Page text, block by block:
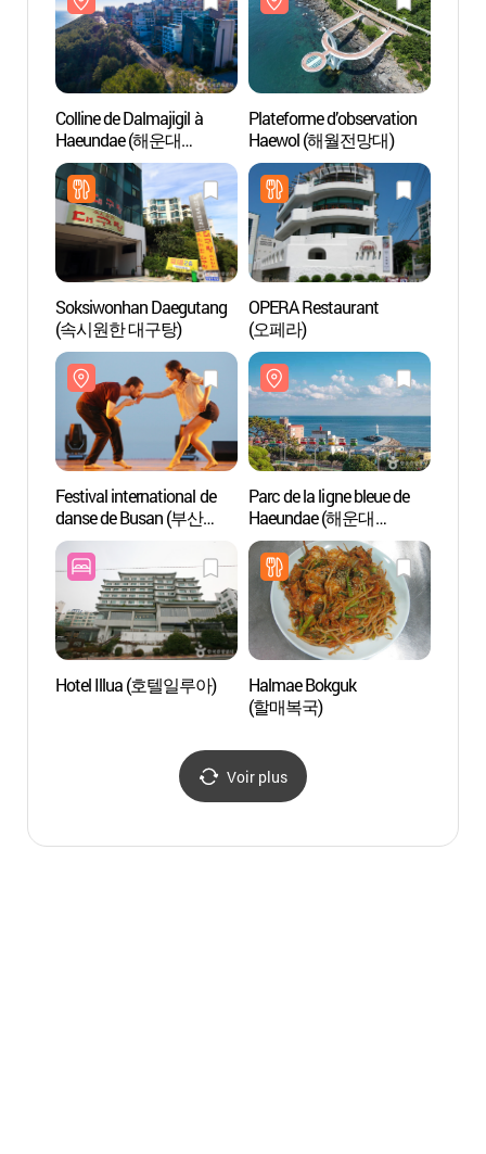
Colline de Dalmajigil à
Haeundae (해운대
달맞이길)
Plateforme d’observation
Haewol (해월전망대)
Soksiwonhan Daegutang
(속시원한 대구탕)
OPERA Restaurant
(오페라)
Festival international de
danse de Busan (부산
국제무용제)
Parc de la ligne bleue de
Haeundae (해운대
블루라인파크)
Hotel Illua (호텔일루아)
Halmae Bokguk
(할매복국)
Voir plus